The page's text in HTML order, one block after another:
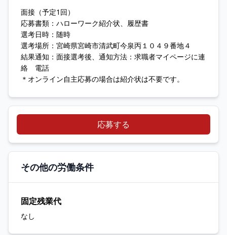
面接（予定1回）
応募書類：ハローワーク紹介状、履歴書
選考日時：随時
選考場所：宮崎県宮崎市清武町今泉丙１０４９番地４
結果通知：面接選考後、通知方法：求職者マイページに連
絡 電話
＊オンライン自主応募の場合は紹介状は不要です。
応募する
その他の労働条件
固定残業代
なし